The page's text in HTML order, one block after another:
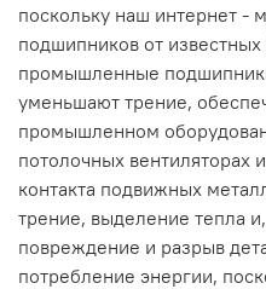
поскольку наш интернет -
подшипников от
промышленные
уменьшают трение,
промышленном
потолочных вентиляторах
контакта подвижных
трение, выделение тепла
повреждение и разрыв
потребление энергии,